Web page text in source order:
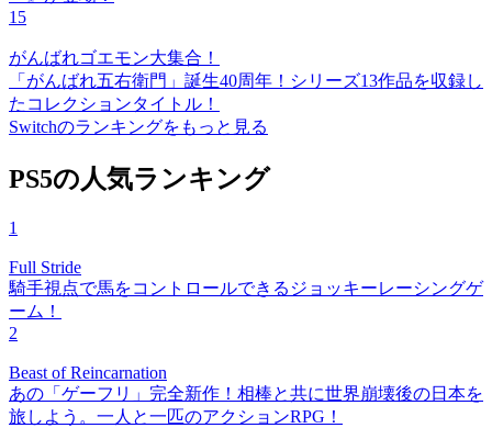
15
がんばれゴエモン大集合！
「がんばれ五右衛門」誕生40周年！シリーズ13作品を収録し
たコレクションタイトル！
Switchのランキングをもっと見る
PS5の人気ランキング
1
Full Stride
騎手視点で馬をコントロールできるジョッキーレーシングゲ
ーム！
2
Beast of Reincarnation
あの「ゲーフリ」完全新作！相棒と共に世界崩壊後の日本を
旅しよう。一人と一匹のアクションRPG！